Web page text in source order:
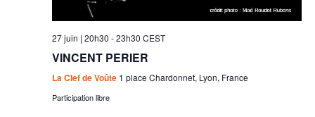
27 juin | 20h30 -23h30 CEST
VINCENT PERIER
La Clef de Voûte 1 place Chardonnet, Lyon, France
Participation libre